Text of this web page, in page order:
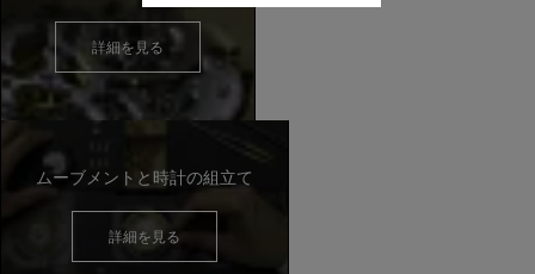
詳細を見る
ムーブメントと時計の組立て
詳細を見る